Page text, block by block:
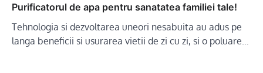
Purificatorul de apa pentru sanatatea familiei tale!
Tehnologia si dezvoltarea uneori nesabuita au adus pe
langa beneficii si usurarea vietii de zi cu zi, si o poluare…